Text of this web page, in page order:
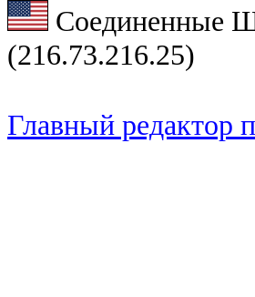
Соединенные
(216.73.216.25)
Главный редактор